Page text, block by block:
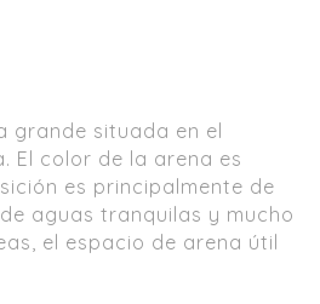
grande situada en el
El color de la arena es
es principalmente de
aguas tranquilas y mucho
el espacio de arena útil